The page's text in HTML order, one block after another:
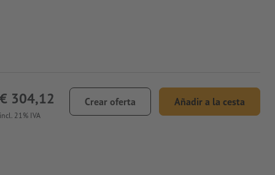
incl. 21% IVA
€ 304,12 Crear oferta Añadir a la cesta